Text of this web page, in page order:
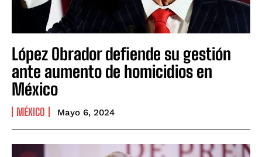
López Obrador defiende su gestión
ante aumento de homicidios en
México
MÉXICO Mayo 6, 2024